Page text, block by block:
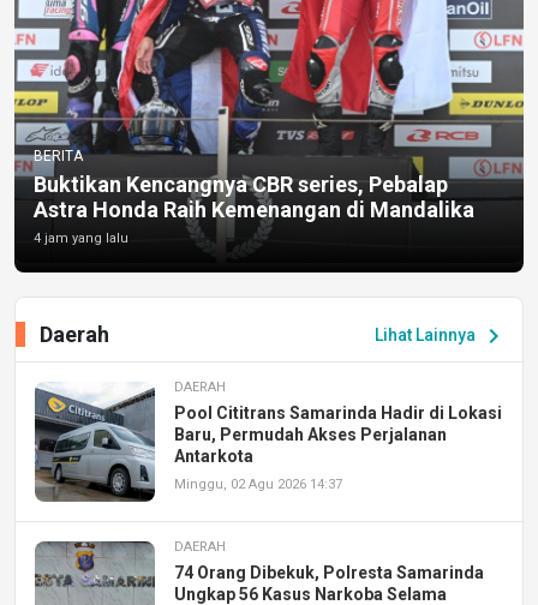
BERITA
Buktikan Kencangnya CBR series, Pebalap
Astra Honda Raih Kemenangan di Mandalika
4 jam yang lalu
Lihat Lainnya chevron_right
Daerah
DAERAH
Pool Cititrans Samarinda Hadir di Lokasi
Baru, Permudah Akses Perjalanan
Antarkota
Minggu, 02 Agu 2026 14:37
DAERAH
74 Orang Dibekuk, Polresta Samarinda
Ungkap 56 Kasus Narkoba Selama